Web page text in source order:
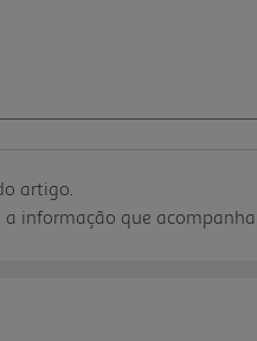
artigo.
informação que